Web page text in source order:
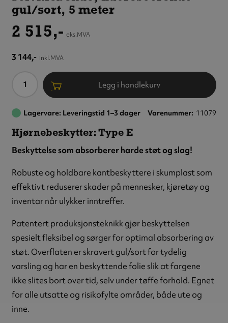
gul/sort, 5 meter
gul/sort, 5 meter
2 515,- eks.MVA
3 144,- inkl.MVA
Antall Legg i handlekurv
Lagervare: Leveringstid 1–3 dager Varenummer 11079
Hjørnebeskytter: Type E
Beskyttelse som absorberer harde støt og slag!
Robuste og holdbare kantbeskyttere i skumplast som
effektivt reduserer skader på mennesker, kjøretøy og
inventar når ulykker inntreffer.
Patentert produksjonsteknikk gjør beskyttelsen
spesielt fleksibel og sørger for optimal absorbering av
støt. Overflaten er skravert gul/sort for tydelig
varsling og har en beskyttende folie slik at fargene
ikke slites bort over tid, selv under tøffe forhold. Egnet
for alle utsatte og risikofylte områder, både ute og
inne.